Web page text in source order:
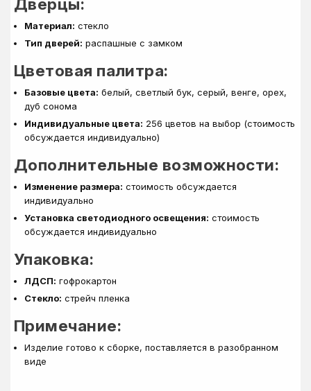
Дверцы:
Материал: стекло
Тип дверей: распашные с замком
Цветовая палитра:
Базовые цвета: белый, светлый бук, серый, венге, орех,
дуб сонома
Индивидуальные цвета: 256 цветов на выбор (стоимость
обсуждается индивидуально)
Дополнительные возможности:
Изменение размера: стоимость обсуждается
индивидуально
Установка светодиодного освещения: стоимость
обсуждается индивидуально
Упаковка:
ЛДСП: гофрокартон
Стекло: стрейч пленка
Примечание:
Изделие готово к сборке, поставляется в разобранном
виде